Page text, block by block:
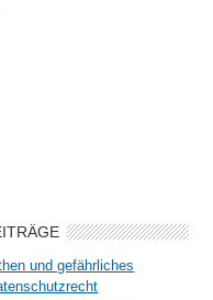
und gefährliches